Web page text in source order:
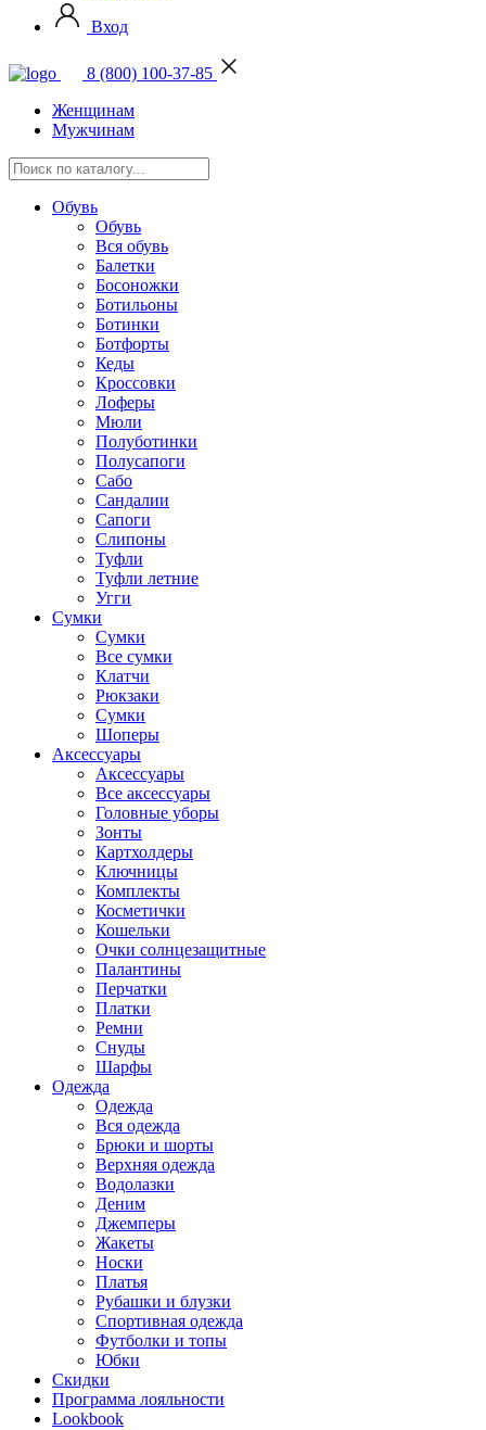
Вход
8 (800) 100-37-85
Женщинам
Мужчинам
Обувь
Обувь
Вся обувь
Балетки
Босоножки
Ботильоны
Ботинки
Ботфорты
Кеды
Кроссовки
Лоферы
Мюли
Полуботинки
Полусапоги
Сабо
Сандалии
Сапоги
Слипоны
Туфли
Туфли летние
Угги
Сумки
Сумки
Все сумки
Клатчи
Рюкзаки
Сумки
Шоперы
Аксессуары
Аксессуары
Все аксессуары
Головные уборы
Зонты
Картхолдеры
Ключницы
Комплекты
Косметички
Кошельки
Очки солнцезащитные
Палантины
Перчатки
Платки
Ремни
Снуды
Шарфы
Одежда
Одежда
Вся одежда
Брюки и шорты
Верхняя одежда
Водолазки
Деним
Джемперы
Жакеты
Носки
Платья
Рубашки и блузки
Спортивная одежда
Футболки и топы
Юбки
Скидки
Программа лояльности
Lookbook